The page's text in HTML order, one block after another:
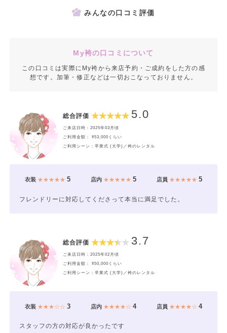
みんなの口コミ評価
My袴の口コミについて
この口コミは実際にMy袴から来店予約・ご成約をした方の感
想です。加筆・修正などは一切おこなっておりません。
総合評価 5.0
ご来店日時：2025年03月頃
ご利用金額： ¥53,000くらい
ご利用シーン：卒業式 (大学)／袴のレンタル
衣装★★★★★ 5 店内★★★★★ 5 店員 ★★★★★5
フレンドリーに対応してくださって本当に満足でした。
総合評価 3.7
ご来店日時：2025年02月頃
ご利用金額： ¥50,000くらい
ご利用シーン：卒業式 (大学)／袴のレンタル
衣装★★★☆☆ 3 店内★★★★☆ 4 店員 ★★★★☆4
スタッフの方の対応が良かったです